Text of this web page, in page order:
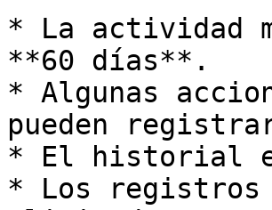
* La actividad
**60 días**.
* Algunas
pueden
* El historial
* Los registros